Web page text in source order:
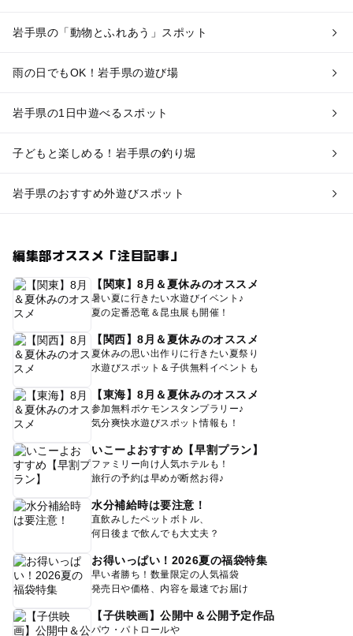
岩手県の「動物とふれあう」スポット
雨の日でもOK！岩手県の遊び場
岩手県の1日中遊べるスポット
子どもと楽しめる！岩手県の釣り堀
岩手県のおすすめ外遊びスポット
編集部オススメ「注目記事」
【関東】8月＆夏休みのオススメ
暑い夏に行きたい水遊びイベント♪
夏の定番恐竜＆昆虫展も開催！
【関西】8月＆夏休みのオススメ
夏休みの思い出作りに行きたい夏祭り
水遊びスポット＆子供無料イベントも
【東海】8月＆夏休みのオススメ
参加無料ポケモンスタンプラリー♪
気分爽快水遊びスポット情報も！
いこーよおすすめ【早割プラン】
ファミリー向け人気ホテルも！
旅行の予約は早めが断然お得♪
水分補給時は要注意！
直飲みしたペットボトル、
何日後まで飲んでも大丈夫？
お得いっぱい！2026夏の福袋特集
早い者勝ち！数量限定の人気福袋
発売日や価格、内容を最速でお届け
【子供映画】公開中＆公開予定作品
パウ・パトロールや